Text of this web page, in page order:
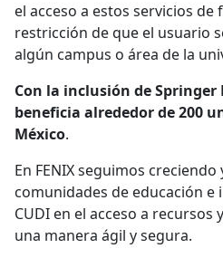
el acceso a estos servicios de
restricción de que el usuario
algún campus o área de la
Con la inclusión de Springer
beneficia alrededor de 200
México.
En FENIX seguimos
comunidades de educación
CUDI en el acceso a recursos
una manera ágil y segura.